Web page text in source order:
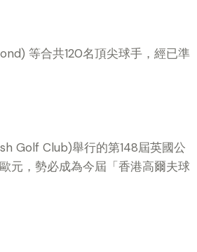
等合共120名頂尖球手，經已準
Golf Club)舉行的第148屆英國公
元，勢必成為今屆「香港高爾夫球